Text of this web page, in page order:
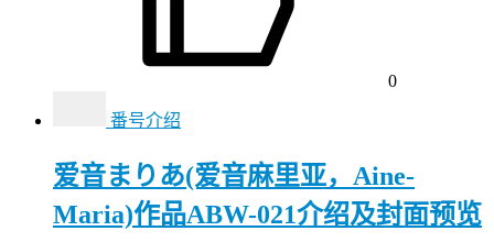
0
番号介绍
爱音まりあ(爱音麻里亚，Aine-
Maria)作品ABW-021介绍及封面预览